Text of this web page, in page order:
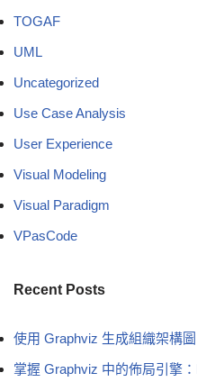
TOGAF
UML
Uncategorized
Use Case Analysis
User Experience
Visual Modeling
Visual Paradigm
VPasCode
Recent Posts
使用 Graphviz 生成組織架構
掌握 Graphviz 中的佈局引擎